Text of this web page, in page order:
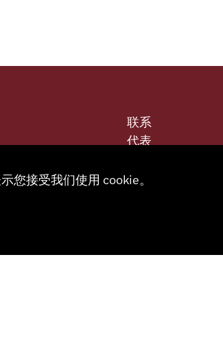
联系
代表
合作伙伴门户
您接受我们使用 cookie。